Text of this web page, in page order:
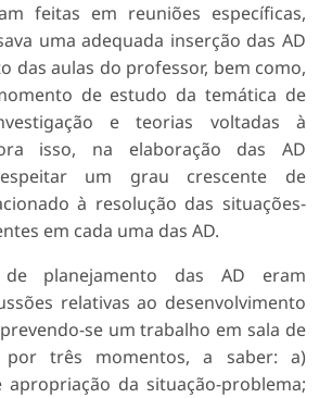
feitas em reuniões específicas,
uma adequada inserção das AD
das aulas do professor, bem como,
de estudo da temática de
e teorias voltadas à
isso, na elaboração das AD
um grau crescente de
à resolução das situações-
em cada uma das AD.
planejamento das AD eram
relativas ao desenvolvimento
se um trabalho em sala de
por três momentos, a saber: a)
apropriação da situação-problema;